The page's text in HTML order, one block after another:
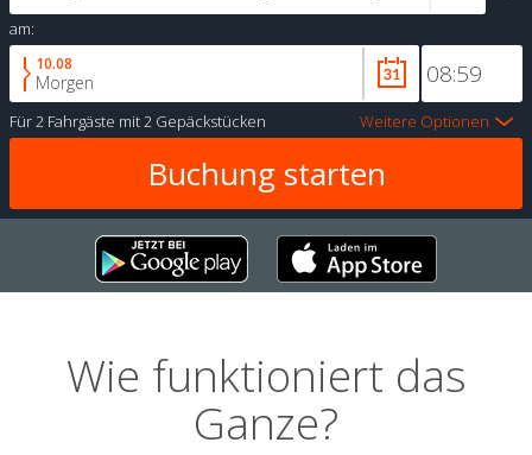
am:
10.08
Morgen
Für2 Fahrgäste mit2 Gepäckstücken Weitere Optionen
Wie funktioniert das
Ganze?